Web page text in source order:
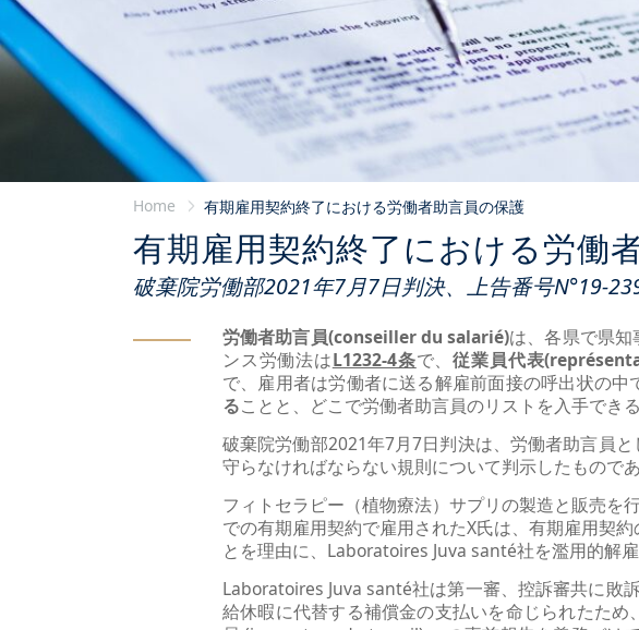
Home 有期雇用契約終了における労働者助言員の保護
有期雇用契約終了における労働
破棄院労働部2021年7月7日判決、上告番号N°19-
労働者助言員(conseiller du salarié)は、各県で県
ンス労働法はL1232-4条で、従業員代表
で、雇用者は労働者に送る解雇前面接の呼出状の中
ることと、どこで労働者助言員のリストを入手でき
破棄院労働部2021年7月7日判決は、労働者助言員
守らなければならない規則について判示したものであ
フィトセラピー（植物療法）サプリの製造と販売を
での有期雇用契約で雇用されたX氏は、有期雇用契
とを理由に、Laboratoires Juva santé社を濫用的解
Laboratoires Juva santé社は第一審、控訴審共に敗
給休暇に代替する補償金の支払いを命じられたた